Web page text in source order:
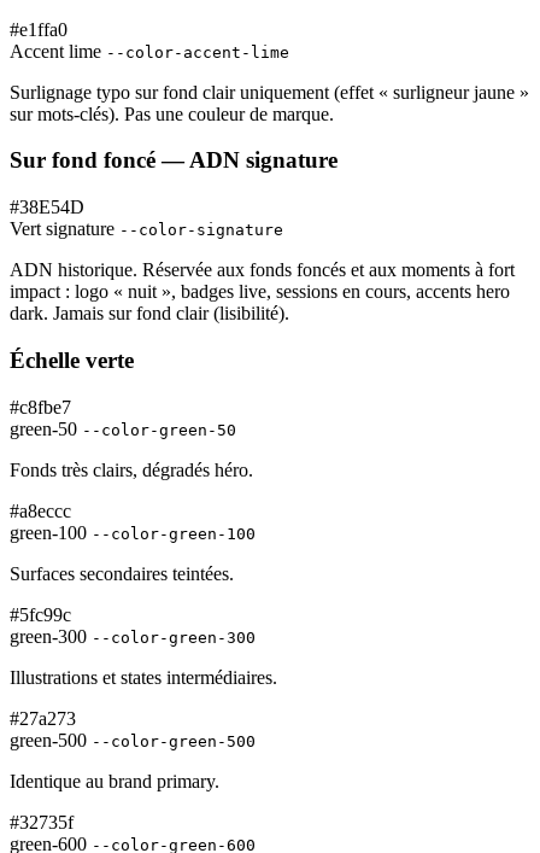
#e1ffa0
Accent lime --color-accent-lime
Surlignage typo sur fond clair uniquement (effet « surligneur jaune »
sur mots-clés). Pas une couleur de marque.
Sur fond foncé — ADN signature
#38E54D
Vert signature --color-signature
ADN historique. Réservée aux fonds foncés et aux moments à fort
impact : logo « nuit », badges live, sessions en cours, accents hero
dark. Jamais sur fond clair (lisibilité).
Échelle verte
#c8fbe7
green-50 --color-green-50
Fonds très clairs, dégradés héro.
#a8eccc
green-100 --color-green-100
Surfaces secondaires teintées.
#5fc99c
green-300 --color-green-300
Illustrations et states intermédiaires.
#27a273
green-500 --color-green-500
Identique au brand primary.
#32735f
green-600 --color-green-600